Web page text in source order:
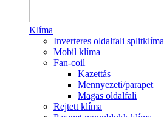
Klíma
Inverteres oldalfali splitklíma
Mobil klíma
Fan-coil
Kazettás
Mennyezeti/parapet
Magas oldalfali
Rejtett klíma